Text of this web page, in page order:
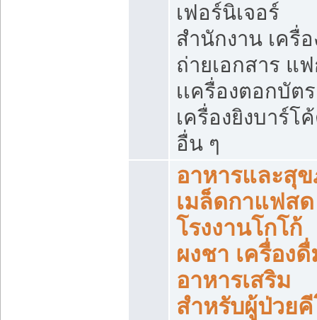
เฟอร์นิเจอร์
สำนักงาน เครื่อ
ถ่ายเอกสาร แ
เเครื่องตอกบัตร
เครื่องยิงบาร์โ
อื่น ๆ
อาหารและสุ
เมล็ดกาแฟสด
โรงงานโกโก้
ผงชา เครื่อง
อาหารเสริม
สำหรับผู้ป่วย